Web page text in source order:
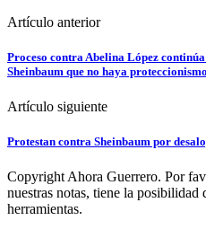
Artículo anterior
Proceso contra Abelina López
Sheinbaum que no haya
Artículo siguiente
Protestan contra Sheinbaum por
Copyright Ahora Guerrero. Por
nuestras notas, tiene la posibilidad
herramientas.